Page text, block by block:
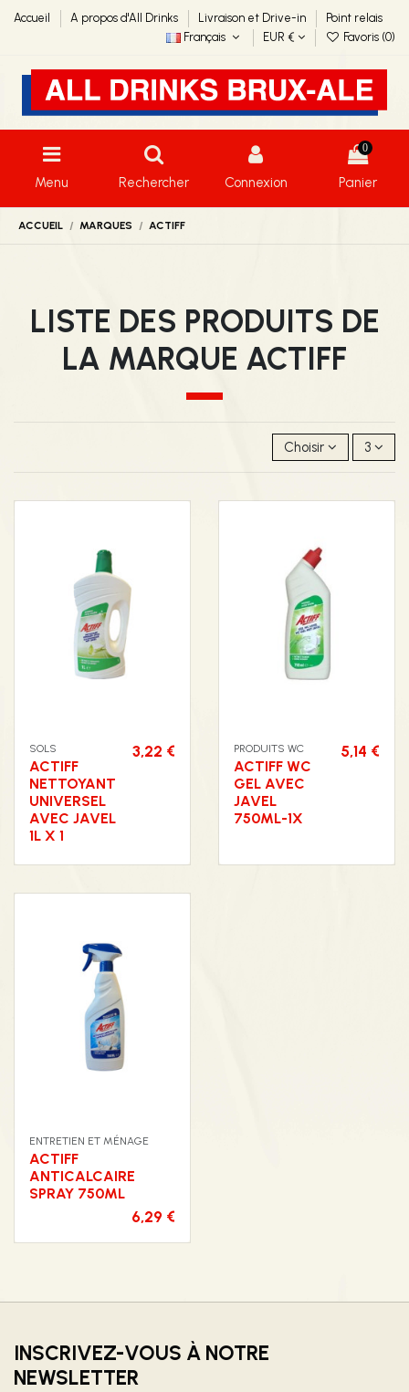
Accueil A propos d'All Drinks Livraison et Drive-in
Point relais
Français
EUR € Favoris (0)
Menu Rechercher Connexion
0
Panier
ACCUEIL MARQUES ACTIFF
LISTE DES PRODUITS DE
LA MARQUE ACTIFF
Choisir 3
SOLS
ACTIFF
NETTOYANT
UNIVERSEL
AVEC JAVEL
1L X 1
3,22 € PRODUITS WC
ACTIFF WC
GEL AVEC
JAVEL
750ML-1X
5,14 €
ENTRETIEN ET MÉNAGE
ACTIFF
ANTICALCAIRE
SPRAY 750ML
6,29 €
INSCRIVEZ-VOUS À NOTRE
NEWSLETTER